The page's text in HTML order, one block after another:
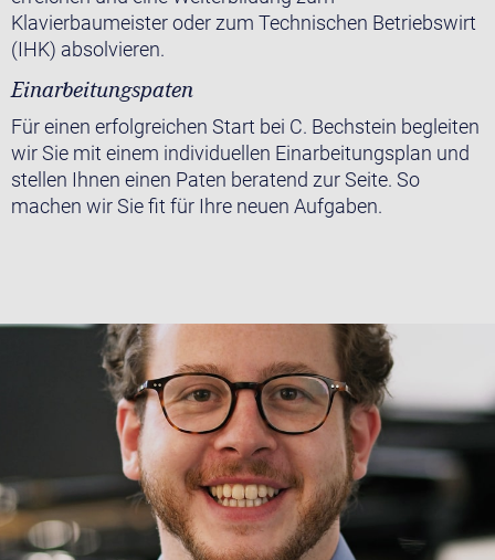
Klavierbaumeister oder zum Technischen Betriebswirt
(IHK) absolvieren.
Einarbeitungspaten
Für einen erfolgreichen Start bei C. Bechstein begleiten
wir Sie mit einem individuellen Einarbeitungsplan und
stellen Ihnen einen Paten beratend zur Seite. So
machen wir Sie fit für Ihre neuen Aufgaben.